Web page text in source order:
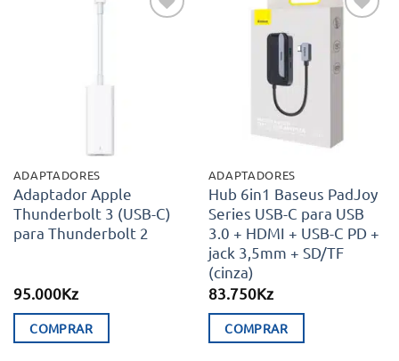
ADAPTADORES
Adaptador Apple
Thunderbolt 3 (USB-C)
para Thunderbolt 2
95.000Kz
COMPRAR
Adicionar
aos meus
desejos
ADAPTADORES
Hub 6in1 Baseus PadJoy
Series USB-C para USB
3.0 + HDMI + USB-C PD +
jack 3,5mm + SD/TF
(cinza)
83.750Kz
COMPRAR